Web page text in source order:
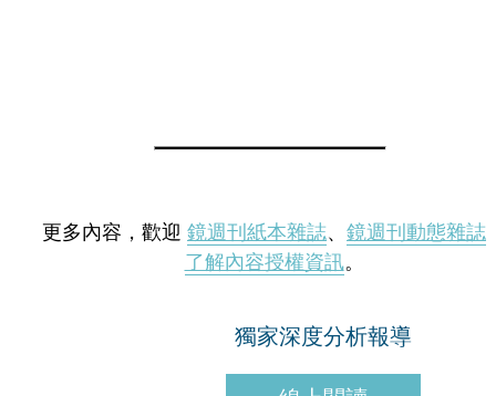
更多內容，歡迎 鏡週刊紙本雜誌、 鏡週刊動態雜誌
了解內容授權資訊。
獨家深度分析報導